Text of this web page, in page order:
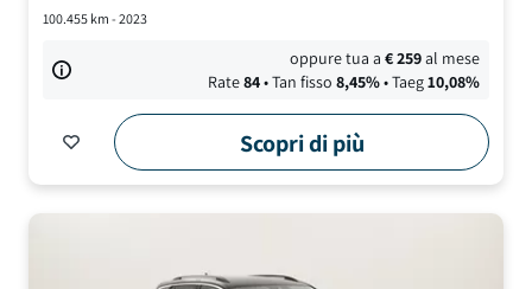
100.455km - 2023
oppure tua a€259al mese
Rate84• Tan fisso 8,45%• Taeg10,08%
Scopri di più